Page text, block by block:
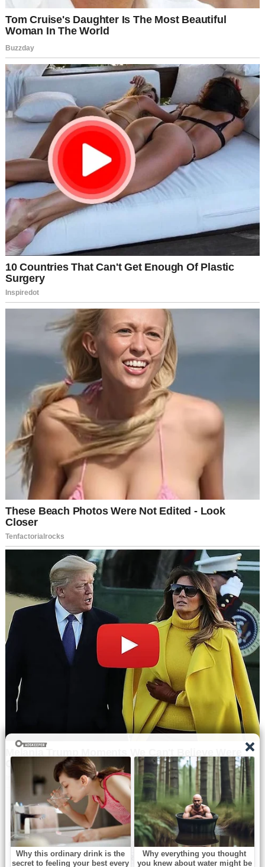
© Copyright All right reserved ByNavbharat Samay
WordPress Powered
By